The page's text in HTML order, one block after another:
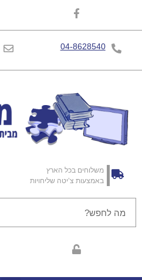
04-8628540
משלוחים בכל הארץ
באמצעות צ’יטה שליחויות